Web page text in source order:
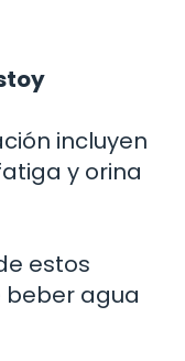
incluyen
y orina
estos
agua